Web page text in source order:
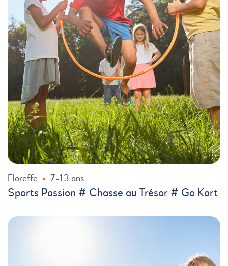
Floreffe 7-13 ans
Sports Passion # Chasse au Trésor # Go Kart